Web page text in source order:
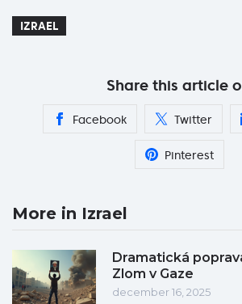
IZRAEL
Share this article
Facebook Twitter
Pinterest
More in Izrael
Dramatická
Zlom v Gaze
december 16, 2025